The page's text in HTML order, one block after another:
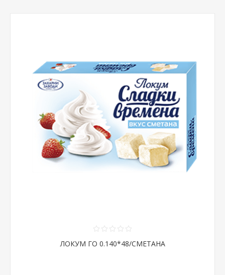
ЛОКУМ ГО 0.140*48/СМЕТАНА